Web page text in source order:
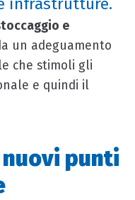
e
un adeguamento
che stimoli gli
e quindi il
nuovi punti